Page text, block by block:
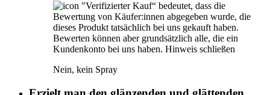
"Verifizierter Kauf“ bedeutet, dass die
Bewertung von Käufer:innen abgegeben wurde, die
dieses Produkt tatsächlich bei uns gekauft haben.
Bewerten können aber grundsätzlich alle, die ein
Kundenkonto bei uns haben. Hinweis schließen
Nein, kein Spray